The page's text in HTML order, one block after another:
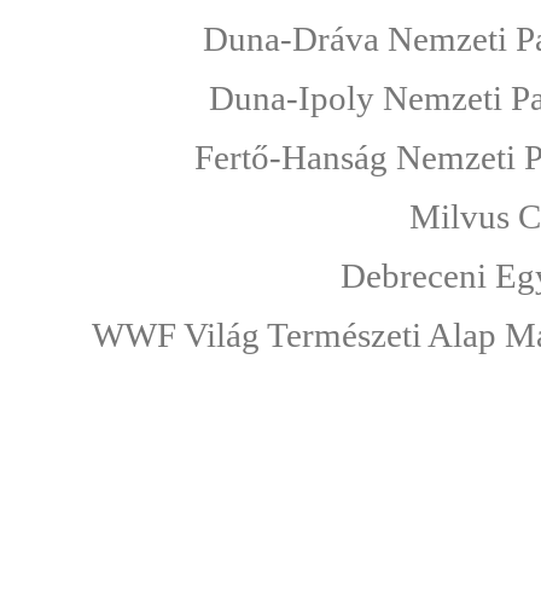
Duna-Dráva Nemzeti
Duna-Ipoly Nemzeti
Fertő-Hanság Nemzeti
Milvus
Debreceni
WWF Világ Természeti Alap